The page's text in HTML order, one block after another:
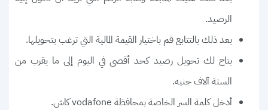
الرصيد.
بعد ذلك بالتتابع قم باختيار القيمة المالية التي ترغب بتحويلها.
يتاح لك تحويل رصيد كحد أقصى في اليوم إلى ما يقرب من
الستة آلاف جنيه.
أدخل كلمة السر الخاصة بمحافظة vodafone كاش.